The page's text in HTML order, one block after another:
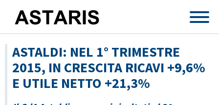
ASTALDI: NEL 1° TRIMESTRE
2015, IN CRESCITA RICAVI +9,6%
E UTILE NETTO +21,3%